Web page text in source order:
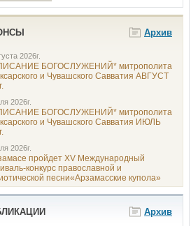
Архив
2026г.
БОГОСЛУЖЕНИЙ* митрополита
и Чувашского Савватия АВГУСТ
2026г.
БОГОСЛУЖЕНИЙ* митрополита
и Чувашского Савватия ИЮЛЬ
2026г.
пройдет XV Международный
конкурс православной и
песни«Арзамасские купола»
Архив